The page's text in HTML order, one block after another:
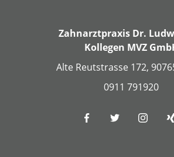
Zahnarztpraxis Dr.
Kollegen MVZ
Alte Reutstrasse 172,
0911 791920